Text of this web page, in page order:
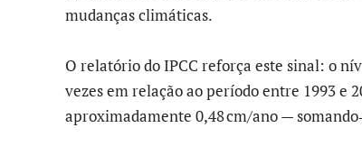
mudanças climáticas.
O relatório do IPCC reforça este sinal: o
vezes em relação ao período entre 1993 e
aproximadamente 0,48 cm/ano —